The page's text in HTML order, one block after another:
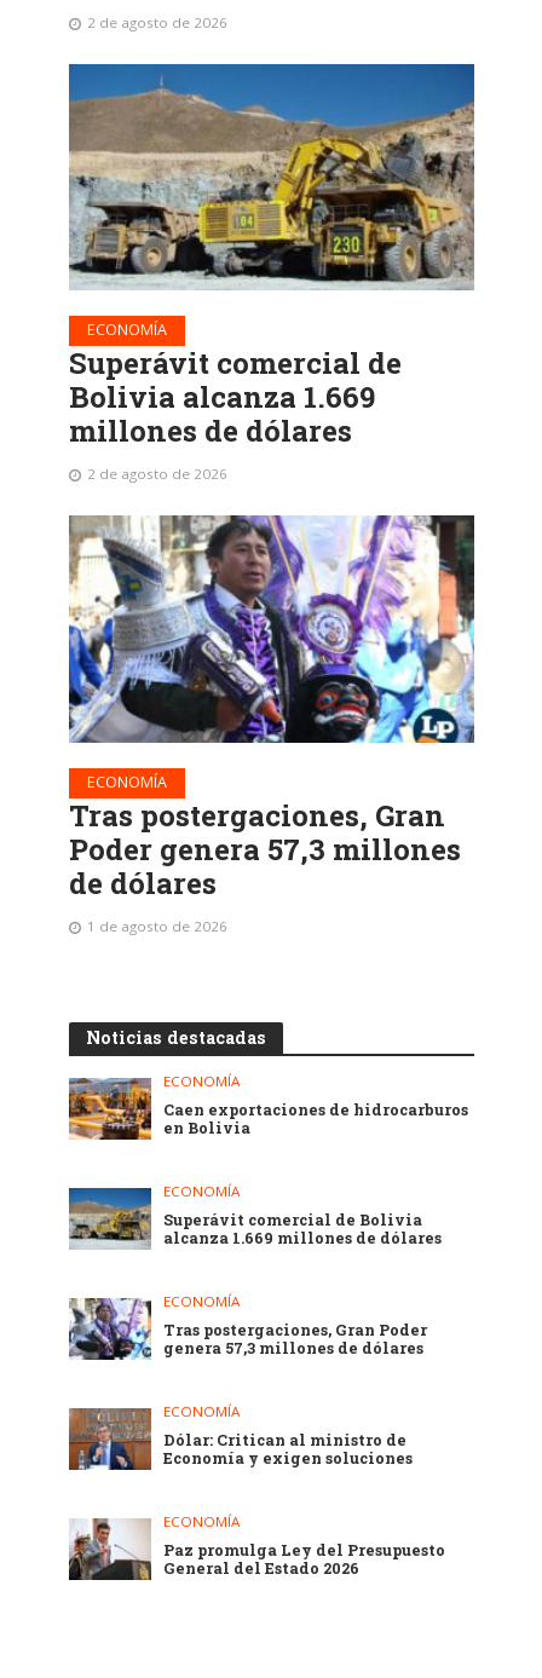
2 de agosto de 2026
ECONOMÍA
Superávit comercial de
Bolivia alcanza 1.669
millones de dólares
2 de agosto de 2026
ECONOMÍA
Tras postergaciones, Gran
Poder genera 57,3 millones
de dólares
1 de agosto de 2026
Noticias destacadas
ECONOMÍA
Caen exportaciones de hidrocarburos
en Bolivia
ECONOMÍA
Superávit comercial de Bolivia
alcanza 1.669 millones de dólares
ECONOMÍA
Tras postergaciones, Gran Poder
genera 57,3 millones de dólares
ECONOMÍA
Dólar: Critican al ministro de
Economía y exigen soluciones
ECONOMÍA
Paz promulga Ley del Presupuesto
General del Estado 2026